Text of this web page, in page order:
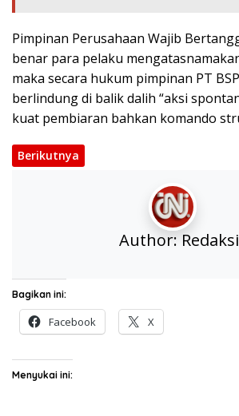
Pimpinan Perusahaan Wajib
benar para pelaku
maka secara hukum pimpinan PT
berlindung di balik dalih “aksi
kuat pembiaran bahkan komando
Berikutnya
Author: Redaksi
Bagikan ini:
Facebook X
Menyukai ini: